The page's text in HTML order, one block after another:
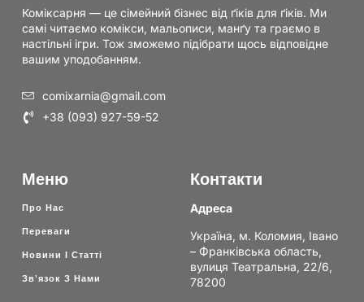
Коміксарня — це сімейний бізнес від ґіків для ґіків. Ми
самі читаємо комікси, мальописи, манґу та граємо в
настільні ігри. Тож зможемо підібрати щось відповідне
вашим уподобанням.
comixarnia@gmail.com
+38 (093) 927-59-52
Меню
Про Нас
Переваги
Новини І Статті
Зв'язок З Нами
Контакти
Адреса
Україна, м. Коломия, Івано
– Франківська область,
вулиця Театральна, 22/6,
78200